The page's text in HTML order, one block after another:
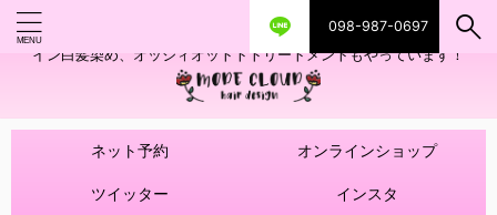
098-987-0697
艶ツヤヘアカラー！髪質改善トリートメントやハイライトを使ったデザ
イン白髪染め、オッジィオットトトリートメントもやっています！
ネット予約 オンラインショップ
ツイッター インスタ